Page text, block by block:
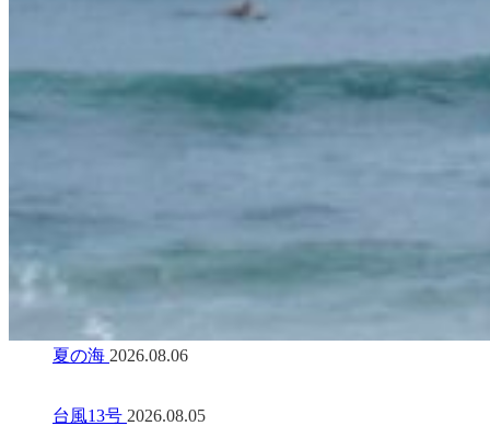
夏の海 2026.08.06
台風13号 2026.08.05